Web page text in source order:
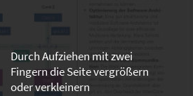
Durch Aufziehen mit zwei
Fingern die Seite vergrößern
oder verkleinern